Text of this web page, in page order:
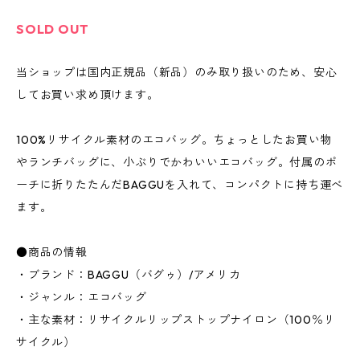
SOLD OUT
当ショップは国内正規品（新品）のみ取り扱いのため、安心
してお買い求め頂けます。
100%リサイクル素材のエコバッグ。ちょっとしたお買い物
やランチバッグに、小ぶりでかわいいエコバッグ。付属のポ
ーチに折りたたんだBAGGUを入れて、コンパクトに持ち運べ
ます。
●商品の情報
・ブランド：BAGGU（バグゥ）/アメリカ
・ジャンル：エコバッグ
・主な素材：リサイクルリップストップナイロン（100％リ
サイクル）